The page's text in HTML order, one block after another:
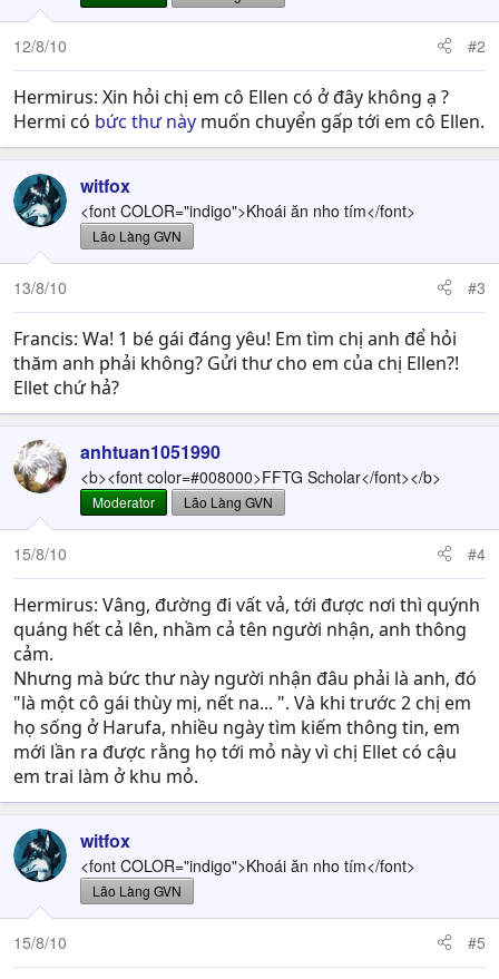
12/8/10 #2
Hermirus: Xin hỏi chị em cô Ellen có ở đây không ạ ?
Hermi có bức thư này muốn chuyển gấp tới em cô Ellen.
witfox
<font COLOR="indigo">Khoái ăn nho tím</font>
Lão Làng GVN
13/8/10 #3
Francis: Wa! 1 bé gái đáng yêu! Em tìm chị anh để hỏi
thăm anh phải không? Gửi thư cho em của chị Ellen?!
Ellet chứ hả?
anhtuan1051990
<b><font color=#008000>FFTG Scholar</font></b>
Moderator Lão Làng GVN
15/8/10 #4
Hermirus: Vâng, đường đi vất vả, tới được nơi thì quýnh
quáng hết cả lên, nhầm cả tên người nhận, anh thông
cảm.
Nhưng mà bức thư này người nhận đâu phải là anh, đó
"là một cô gái thùy mị, nết na... ". Và khi trước 2 chị em
họ sống ở Harufa, nhiều ngày tìm kiếm thông tin, em
mới lần ra được rằng họ tới mỏ này vì chị Ellet có cậu
em trai làm ở khu mỏ.
witfox
<font COLOR="indigo">Khoái ăn nho tím</font>
Lão Làng GVN
15/8/10 #5